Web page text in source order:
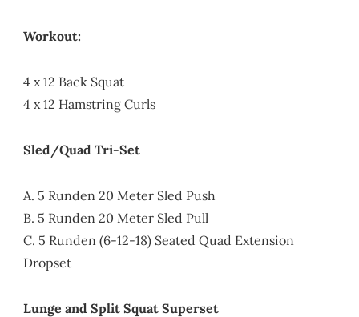
Workout:
4 x 12 Back Squat
4 x 12 Hamstring Curls
Sled/Quad Tri-Set
A. 5 Runden 20 Meter Sled Push
B. 5 Runden 20 Meter Sled Pull
C. 5 Runden (6-12-18) Seated Quad Extension
Dropset
Lunge and Split Squat Superset